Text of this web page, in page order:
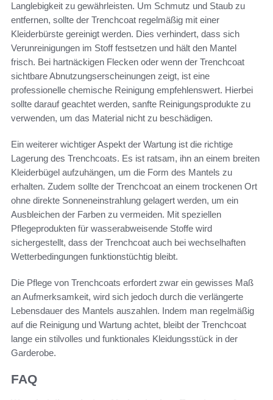
Langlebigkeit zu gewährleisten. Um Schmutz und Staub zu
entfernen, sollte der Trenchcoat regelmäßig mit einer
Kleiderbürste gereinigt werden. Dies verhindert, dass sich
Verunreinigungen im Stoff festsetzen und hält den Mantel
frisch. Bei hartnäckigen Flecken oder wenn der Trenchcoat
sichtbare Abnutzungserscheinungen zeigt, ist eine
professionelle chemische Reinigung empfehlenswert. Hierbei
sollte darauf geachtet werden, sanfte Reinigungsprodukte zu
verwenden, um das Material nicht zu beschädigen.
Ein weiterer wichtiger Aspekt der Wartung ist die richtige
Lagerung des Trenchcoats. Es ist ratsam, ihn an einem breiten
Kleiderbügel aufzuhängen, um die Form des Mantels zu
erhalten. Zudem sollte der Trenchcoat an einem trockenen Ort
ohne direkte Sonneneinstrahlung gelagert werden, um ein
Ausbleichen der Farben zu vermeiden. Mit speziellen
Pflegeprodukten für wasserabweisende Stoffe wird
sichergestellt, dass der Trenchcoat auch bei wechselhaften
Wetterbedingungen funktionstüchtig bleibt.
Die Pflege von Trenchcoats erfordert zwar ein gewisses Maß
an Aufmerksamkeit, wird sich jedoch durch die verlängerte
Lebensdauer des Mantels auszahlen. Indem man regelmäßig
auf die Reinigung und Wartung achtet, bleibt der Trenchcoat
lange ein stilvolles und funktionales Kleidungsstück in der
Garderobe.
FAQ